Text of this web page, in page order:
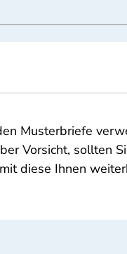
Musterbriefe
Vorsicht, sollten
diese Ihnen